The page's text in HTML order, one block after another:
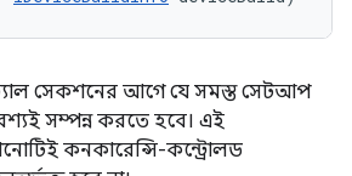
সেকশনের আগে যে সমস্ত সেটআপ
সম্পন্ন করতে হবে। এই
কনকারেন্সি-কন্ট্রোলড